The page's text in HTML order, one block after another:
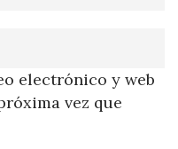
electrónico y web
vez que